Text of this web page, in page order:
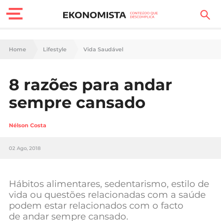
Finanças Pessoais
Carreira
Casa
Tecnologia
Negócios
Home Lifestyle Vida Saudável
8 razões para andar
sempre cansado
Nélson Costa
02 Ago, 2018
Hábitos alimentares, sedentarismo, estilo de
vida ou questões relacionadas com a saúde
podem estar relacionados com o facto
de andar sempre cansado.